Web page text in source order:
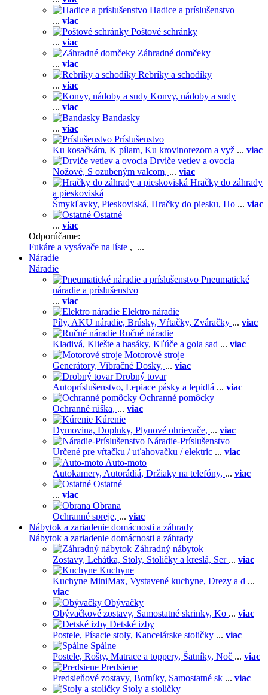
Hadice a príslušenstvo
... viac
Poštové schránky
... viac
Záhradné domčeky
... viac
Rebríky a schodíky
... viac
Konvy, nádoby a sudy
... viac
Bandasky
... viac
Príslušenstvo
Ku kosačkám, K pílam, Ku krovinorezom a vyž ... viac
Drviče vetiev a ovocia
Nožové, S ozubeným valcom, ... viac
Hračky do záhrady
a pieskoviská
Šmykľavky, Pieskoviská, Hračky do piesku, Ho ... viac
Ostatné
... viac
Odporúčame:
Fukáre a vysávače na líste , ...
Náradie
Náradie
Pneumatické
náradie a príslušenstvo
... viac
Elektro náradie
Píly, AKU náradie, Brúsky, Vŕtačky, Zváračky ... viac
Ručné náradie
Kladivá, Kliešte a hasáky, Kľúče a gola sad ... viac
Motorové stroje
Generátory, Vibračné Dosky, ... viac
Drobný tovar
Autopríslušenstvo, Lepiace pásky a lepidlá ... viac
Ochranné pomôcky
Ochranné rúška, ... viac
Kúrenie
Dymovina, Doplnky, Plynové ohrievače, ... viac
Náradie-Príslušenstvo
Určené pre vŕtačku / uťahovačku / elektric ... viac
Auto-moto
Autokamery, Autorádiá, Držiaky na telefóny, ... viac
Ostatné
... viac
Obrana
Ochranné spreje, ... viac
Nábytok a zariadenie domácnosti a záhrady
Nábytok a zariadenie domácnosti a záhrady
Záhradný nábytok
Zostavy, Lehátka, Stoly, Stoličky a kreslá, Ser ... viac
Kuchyne
Kuchyne MiniMax, Vystavené kuchyne, Drezy a d ...
viac
Obývačky
Obývačkové zostavy, Samostatné skrinky, Ko ... viac
Detské izby
Postele, Písacie stoly, Kancelárske stoličky ... viac
Spálne
Postele, Rošty, Matrace a toppery, Šatníky, Noč ... viac
Predsiene
Predsieňové zostavy, Botníky, Samostatné sk ... viac
Stoly a stoličky